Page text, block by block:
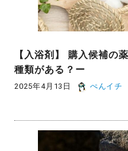
【入浴剤】 購入候補の
種類がある？ー
2025年4月13日 ぺんイチ